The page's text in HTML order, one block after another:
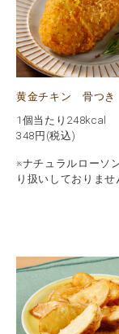
黄金チキン 骨つき
1個当たり248kcal
348 円(税込)
※ナチュラルローソ
り扱いしておりませ